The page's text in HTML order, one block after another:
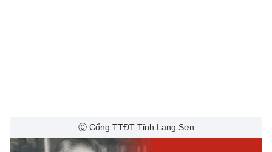
Ⓒ Cổng TTĐT Tỉnh Lạng Sơn